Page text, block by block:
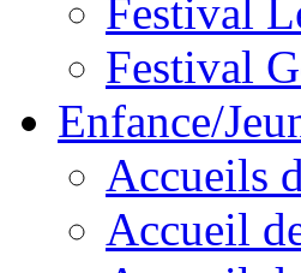
Festival
Festival
Enfance/
Accueils
Accueil